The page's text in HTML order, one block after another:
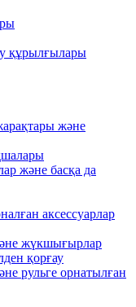
құрылғылары
және
және басқа да
аксессуарлар
жүкшығырлар
қорғау
рульге орнатылған